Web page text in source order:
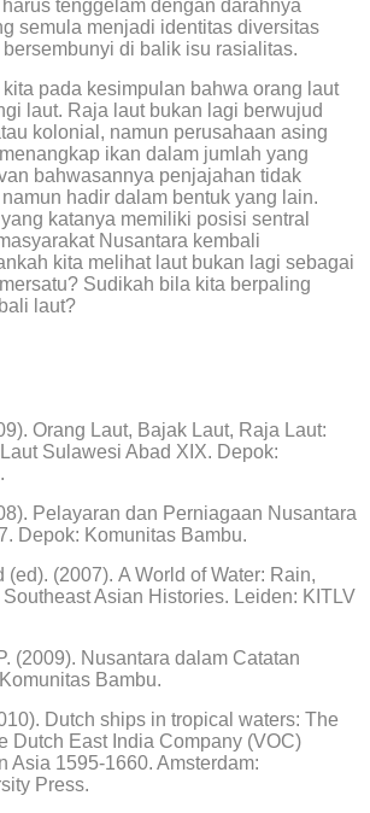
tenggelam dengan darahnya
semula menjadi identitas diversitas
di balik isu rasialitas.
pada kesimpulan bahwa orang laut
laut. Raja laut bukan lagi berwujud
kolonial, namun perusahaan asing
ikan dalam jumlah yang
bahwasannya penjajahan tidak
hadir dalam bentuk yang lain.
katanya memiliki posisi sentral
Nusantara kembali
kita melihat laut bukan lagi sebagai
Sudikah bila kita berpaling
laut?
Orang Laut, Bajak Laut, Raja Laut:
Sulawesi Abad XIX. Depok:
Pelayaran dan Perniagaan Nusantara
Depok: Komunitas Bambu.
(ed). (2007). A World of Water: Rain,
Asian Histories. Leiden: KITLV
(2009). Nusantara dalam Catatan
Bambu.
Dutch ships in tropical waters: The
Dutch East India Company (VOC)
Asia 1595-1660. Amsterdam:
Press.